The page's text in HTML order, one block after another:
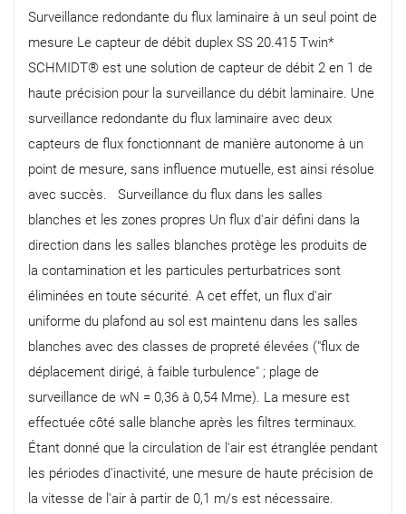
Surveillance redondante du flux laminaire à un seul point de
mesure Le capteur de débit duplex SS 20.415 Twin*
SCHMIDT® est une solution de capteur de débit 2 en 1 de
haute précision pour la surveillance du débit laminaire. Une
surveillance redondante du flux laminaire avec deux
capteurs de flux fonctionnant de manière autonome à un
point de mesure, sans influence mutuelle, est ainsi résolue
avec succès. Surveillance du flux dans les salles
blanches et les zones propres Un flux d'air défini dans la
direction dans les salles blanches protège les produits de
la contamination et les particules perturbatrices sont
éliminées en toute sécurité. A cet effet, un flux d'air
uniforme du plafond au sol est maintenu dans les salles
blanches avec des classes de propreté élevées ("flux de
déplacement dirigé, à faible turbulence" ; plage de
surveillance de wN = 0,36 à 0,54 Mme). La mesure est
effectuée côté salle blanche après les filtres terminaux.
Étant donné que la circulation de l'air est étranglée pendant
les périodes d'inactivité, une mesure de haute précision de
la vitesse de l'air à partir de 0,1 m/s est nécessaire.